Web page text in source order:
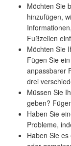
Möchten Sie
hinzufügen,
Fußzeilen
Möchten Sie
Fügen Sie
anpassbarer
drei
Müssen Sie
geben?
Haben Sie
Probleme,
Haben Sie es